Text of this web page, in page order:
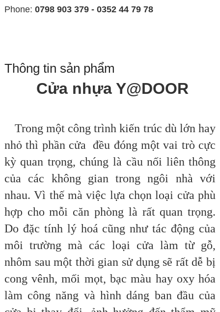
Phone: 0798 903 379 - 0352 44 79 78
Thông tin sản phẩm
Cửa nhựa Y@DOOR
Trong một công trình kiến trúc dù lớn hay
nhỏ thì phần cửa đều đóng một vai trò cực
kỳ quan trọng, chúng là cầu nối liên thông
của các không gian trong ngôi nhà với
nhau. Vì thế mà việc lựa chọn loại cửa phù
hợp cho mỗi căn phòng là rất quan trọng.
Do đặc tính lý hoá cũng như tác động của
môi trường mà các loại cửa làm từ gỗ,
nhôm sau một thời gian sử dụng sẽ rất dễ bị
cong vênh, mối mọt, bạc màu hay oxy hóa
làm công năng và hình dáng ban đầu của